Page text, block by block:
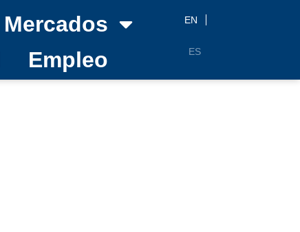
Mercados
Empleo
EN
ES